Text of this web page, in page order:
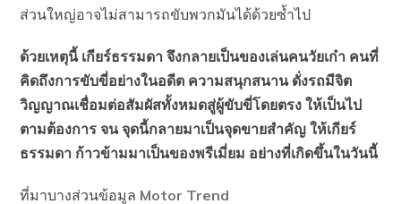
ส่วนใหญ่อาจไม่สามารถขับพวกมันได้ด้วยซ้ำไป
ด้วยเหตุนี้ เกียร์ธรรมดา จึงกลายเป็นของเล่นคนวัยเก๋า คนที่
คิดถึงการขับขี่อย่างในอดีต ความสนุกสนาน ดั่งรถมีจิต
วิญญาณเชื่อมต่อสัมผัสทั้งหมดสู่ผู้ขับขี่โดยตรง ให้เป็นไป
ตามต้องการ จน จุดนี้กลายมาเป็นจุดขายสำคัญ ให้เกียร์
ธรรมดา ก้าวข้ามมาเป็นของพรีเมี่ยม อย่างที่เกิดขึ้นในวันนี้
ที่มาบางส่วนข้อมูล Motor Trend